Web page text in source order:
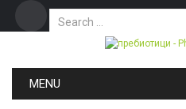
Search for:
MENU